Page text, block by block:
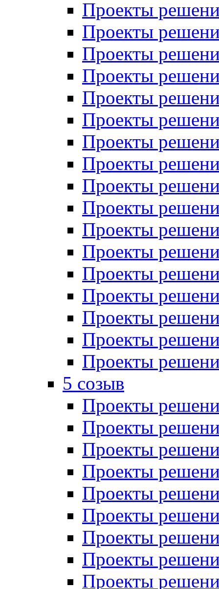
Проекты
Проекты
Проекты
Проекты
Проекты
Проекты
Проекты
Проекты
Проекты
Проекты
Проекты
Проекты
Проекты
Проекты
Проекты
Проекты
Проекты
5 созыв
Проекты
Проекты
Проекты
Проекты
Проекты
Проекты
Проекты
Проекты
Проекты